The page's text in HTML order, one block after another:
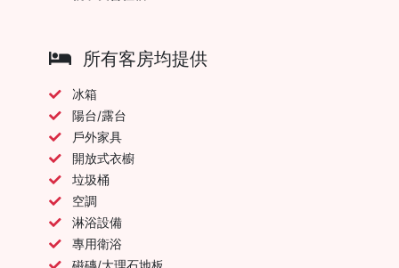
所有客房均提供
冰箱
陽台/露台
戶外家具
開放式衣櫥
垃圾桶
空調
淋浴設備
專用衛浴
磁磚/大理石地板